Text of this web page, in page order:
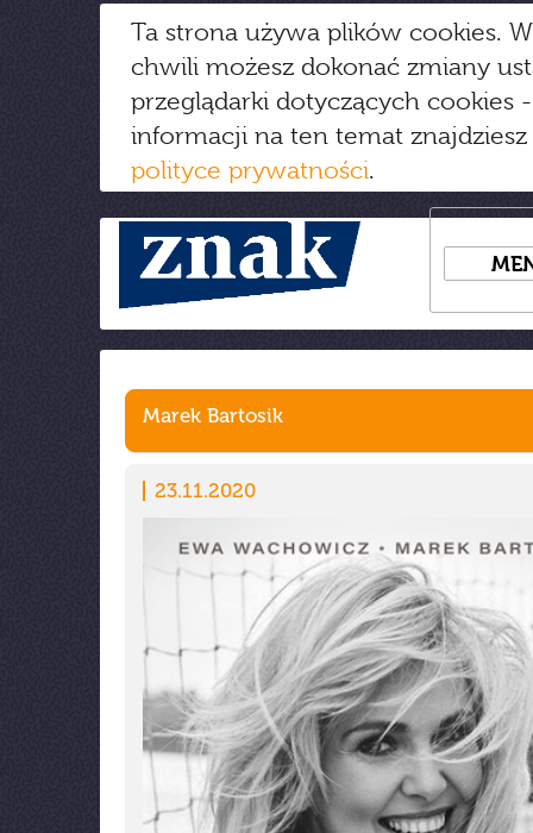
Ta strona używa plików cookies.
chwili możesz dokonać zmiany
przeglądarki dotyczących cookies
informacji na ten temat
polityce prywatności.
Marek Bartosik
23.11.2020